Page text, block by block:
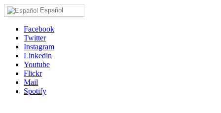
Español
Facebook
Twitter
Instagram
Linkedin
Youtube
Flickr
Mail
Spotify